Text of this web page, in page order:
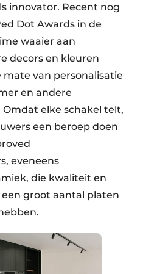
innovator. Recent nog
Dot Awards in de
waaier aan
decors en kleuren
van personalisatie
en andere
elke schakel telt,
een beroep doen
eveneens
die kwaliteit en
groot aantal platen